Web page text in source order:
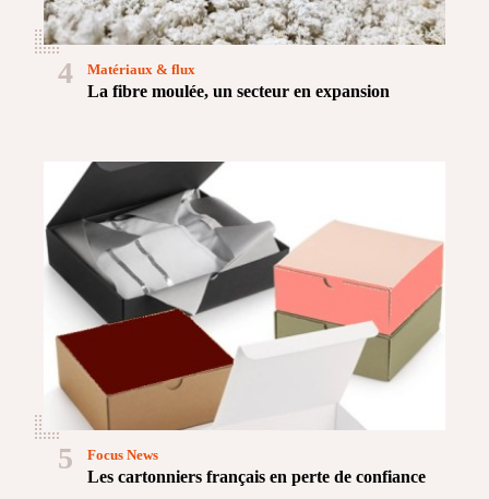
4
La fibre moulée, un secteur en expansion
Matériaux & flux
5
Les cartonniers français en perte de confiance
Focus News